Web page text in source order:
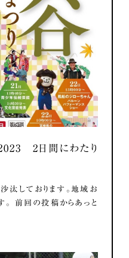
2日間にわたり
しております。地域お
前回の投稿からあっと